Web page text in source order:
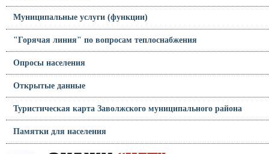
Муниципальные услуги (функции)
"Горячая линия" по вопросам теплоснабжения
Опросы населения
Открытые данные
Туристическая карта Заволжского муниципального района
Памятки для населения